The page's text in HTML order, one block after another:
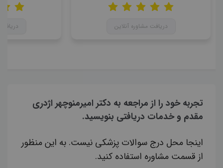
دریافت مشاوره آنلاین
تجربه خود را از مراجعه به دکتر امیرمنوچهر اژدری
مقدم و خدمات دریافتی بنویسید.
اینجا محل درج سوالات پزشکی نیست. به این منظور
از قسمت مشاوره استفاده کنید.